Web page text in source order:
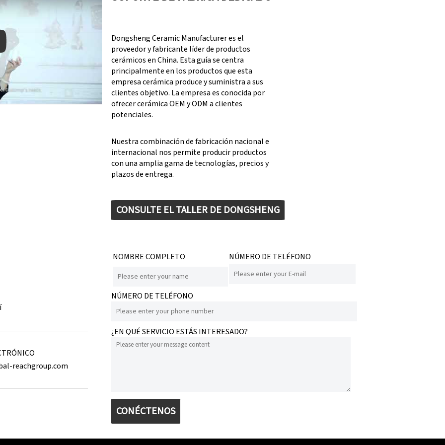
Dongsheng Ceramic Manufacturer es el
proveedor y fabricante líder de productos
cerámicos en China. Esta guía se centra
principalmente en los productos que esta
empresa cerámica produce y suministra a sus
clientes objetivo. La empresa es conocida por
ofrecer cerámica OEM y ODM a clientes
potenciales.
Nuestra combinación de fabricación nacional e
internacional nos permite producir productos
con una amplia gama de tecnologías, precios y
plazos de entrega.
CONSULTE EL TALLER DE DONGSHENG
Keynote (Google I/O '18)
reachgroup.com
NOMBRE COMPLETO NÚMERO DE TELÉFONO
NÚMERO DE TELÉFONO
¿EN QUÉ SERVICIO ESTÁS INTERESADO?
CONÉCTENOS